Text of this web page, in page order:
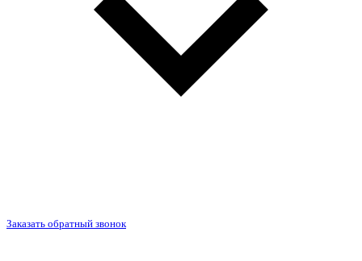
Заказать обратный звонок